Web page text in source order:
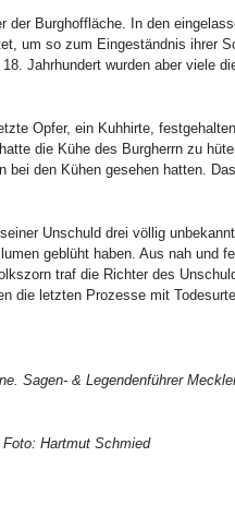
Burghoffläche. In den
um so zum Eingeständnis ihrer
Jahrhundert wurden aber viele
Opfer, ein Kuhhirte,
die Kühe des Burgherrn zu
den Kühen gesehen hatten.
Unschuld drei völlig
geblüht haben. Aus nah und
traf die Richter des
die letzten Prozesse mit
Sagen- & Legendenführer
Hartmut Schmied